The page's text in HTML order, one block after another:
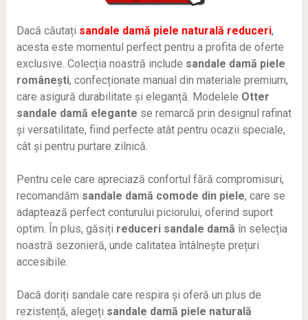
Dacă căutați sandale damă piele naturală reduceri,
acesta este momentul perfect pentru a profita de oferte
exclusive. Colecția noastră include sandale damă piele
românești, confecționate manual din materiale premium,
care asigură durabilitate și eleganță. Modelele Otter
sandale damă elegante se remarcă prin designul rafinat
și versatilitate, fiind perfecte atât pentru ocazii speciale,
cât și pentru purtare zilnică.
Pentru cele care apreciază confortul fără compromisuri,
recomandăm sandale damă comode din piele, care se
adaptează perfect conturului piciorului, oferind suport
optim. În plus, găsiți reduceri sandale damă în selecția
noastră sezonieră, unde calitatea întâlnește prețuri
accesibile.
Dacă doriți sandale care respira și oferă un plus de
rezistență, alegeți sandale damă piele naturală